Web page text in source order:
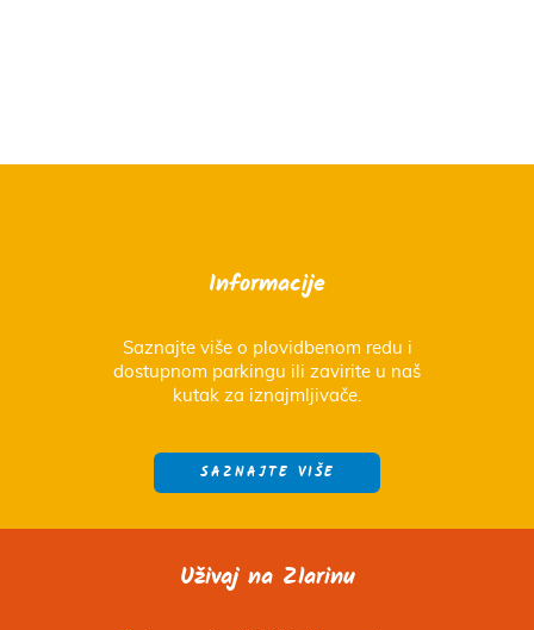
Informacije
Saznajte više o plovidbenom redu i
dostupnom parkingu ili zavirite u naš
kutak za iznajmljivače.
SAZNAJTE VIŠE
Uživaj na Zlarinu